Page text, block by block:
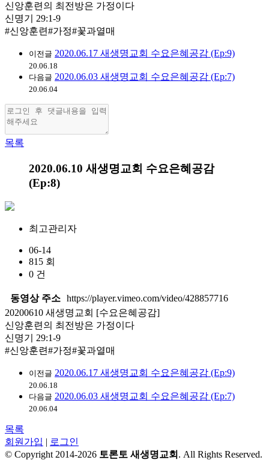
신앙훈련의 최전방은 가정이다
신명기 29:1-9
#신앙훈련#가정#꽃과열매
이전글 2020.06.17 새생명교회 수요은혜공감 (Ep:9)
20.06.18
다음글 2020.06.03 새생명교회 수요은혜공감 (Ep:7)
20.06.04
목록
2020.06.10 새생명교회 수요은혜공감
(Ep:8)
최고관리자
06-14
815 회
0 건
동영상 주소 https://player.vimeo.com/video/428857716
20200610 새생명교회 [수요은혜공감]
신앙훈련의 최전방은 가정이다
신명기 29:1-9
#신앙훈련#가정#꽃과열매
이전글 2020.06.17 새생명교회 수요은혜공감 (Ep:9)
20.06.18
다음글 2020.06.03 새생명교회 수요은혜공감 (Ep:7)
20.06.04
목록
회원가입 | 로그인
© Copyright 2014-2026 토론토 새생명교회 . All Rights Reserved.